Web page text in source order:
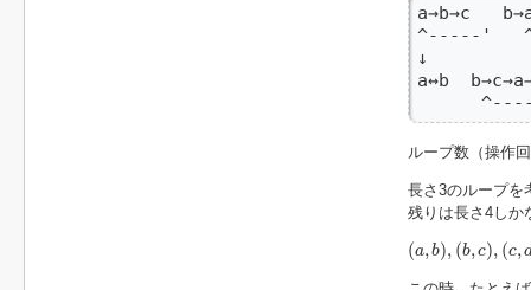
a→b→c
^-----'
↓
a↔b
ループ数（操作
長さ3のループを
残りは長さ4しか
(a,b), (b,c), (c,
(a b ), b, ,( ,